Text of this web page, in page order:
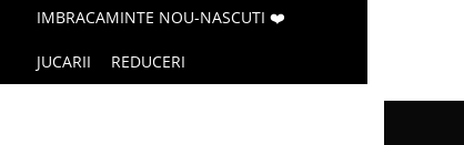
IMBRACAMINTE NOU-NASCUTI ❤️
JUCARII REDUCERI